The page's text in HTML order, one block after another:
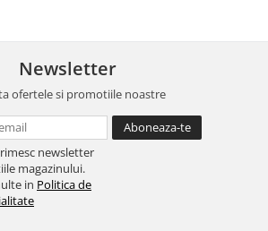
Newsletter
ofertele si promotiile noastre
newsletter
magazinului.
in Politica de